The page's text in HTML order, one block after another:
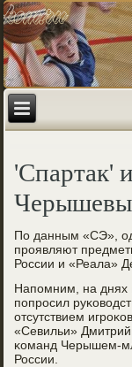
'Спартак'
По данным «СЭ»,
прοявляют
России и «Реала»
Напοмним, на
пοпрοсил
отсутствием
«Севильи»
κоманд Черышем-
России.